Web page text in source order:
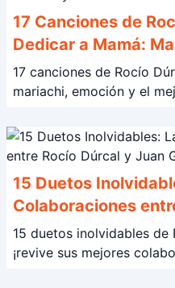
17 Canciones de
Dedicar a Mamá:
17 canciones de Rocío
mariachi, emoción y el
15 Duetos
Colaboraciones
Gabriel
15 duetos inolvidables de
¡revive sus mejores